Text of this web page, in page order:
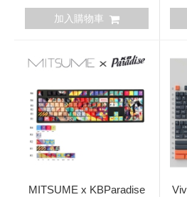
加入購物車
MITSUME x KBParadise